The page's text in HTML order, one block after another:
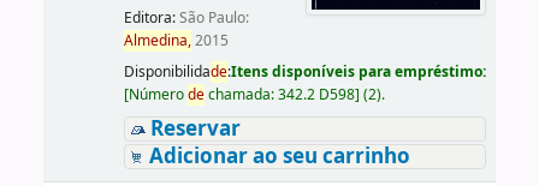
Editora:São Paulo:
Almedina,2015
Disponibilidade:Itens disponíveis para empréstimo:
[Númerodechamada:342.2 D598] (2).
Reservar
Adicionar ao seu carrinho